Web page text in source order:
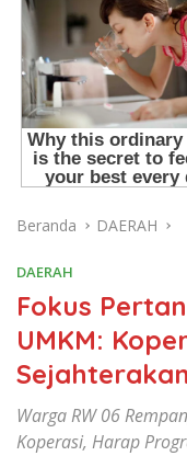
Beranda DAERAH
DAERAH
Fokus
UMKM:
Warga RW 06
Koperasi, Harap